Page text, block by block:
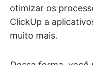
otimizar os
ClickUp a
muito mais.